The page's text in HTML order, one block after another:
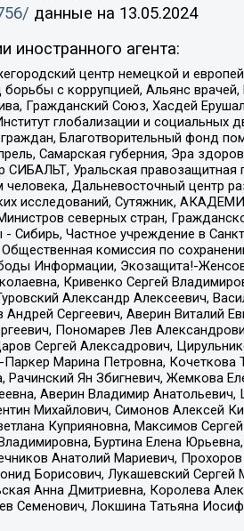
данные на 13.05.2024
агента:
центр немецкой и
борьбы с коррупцией, Альянс
Гражданский Союз, Хасдей
глобализации и
Благотворительный фонд
Самарская губерния, Эра
Уральская
Дальневосточный центр
исследований, Сутяжник,
северных стран,
Сибирь, Частное учреждение в
комиссия по
Информации, Экозащита!-
Кривенко Сергей
Александр Алексеевич,
Сергеевич, Аверин Виталий
Пономарев Лев
Сергей Алексадрович,
Марина Петровна, Кочеткова
Рачинский Ян Збигневич, Жемкова
Аверин Владимир
Михайлович, Симонов Алексей
Куприяновна, Максимов
Буртина Елена
Анатолий Мариевич,
Борисович, Лукашевский
Анна Дмитриевна, Королева
Семенович, Локшина Татьяна